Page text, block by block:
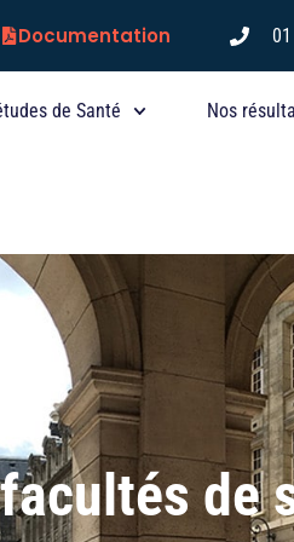
Documentation
de Santé Nos
de